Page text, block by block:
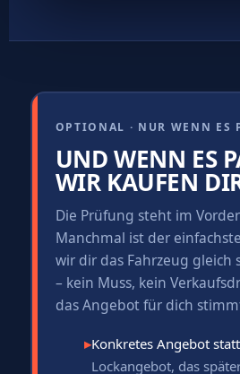
OPTIONAL · NUR WENN ES
UND WENN ES
WIR KAUFEN
Die Prüfung steht im
Manchmal ist der
wir dir das Fahrzeug gleich
– kein Muss, kein
das Angebot für dich
▸Konkretes Angebot
Lockangebot, das